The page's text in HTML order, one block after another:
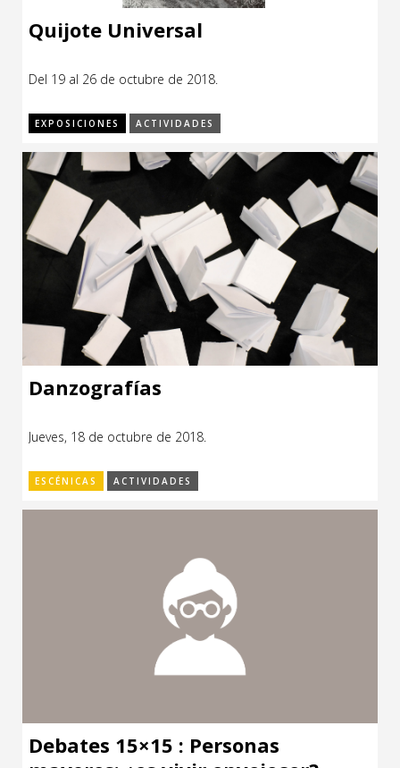
Quijote Universal
Del 19 al 26 de octubre de 2018.
EXPOSICIONES ACTIVIDADES
Danzografías
Jueves, 18 de octubre de 2018.
ESCÉNICAS ACTIVIDADES
Debates 15×15 : Personas